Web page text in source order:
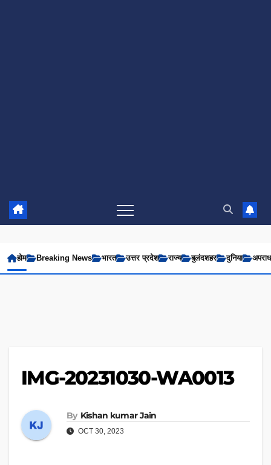
होम Breaking News भारत उत्तर प्रदेश राज्य बुलंदशहर दुनिया अपराध
IMG-20231030-WA0013
By Kishan kumar Jain
OCT 30, 2023